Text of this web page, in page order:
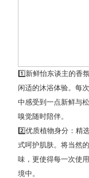
1️⃣新鲜怡东谈主的香
闲适的沐浴体验。每
中感受到一点新鲜与
嗅觉随时陪伴。
2️⃣优质植物身分：精
式呵护肌肤。将当然
味，更使得每一次使
境中。